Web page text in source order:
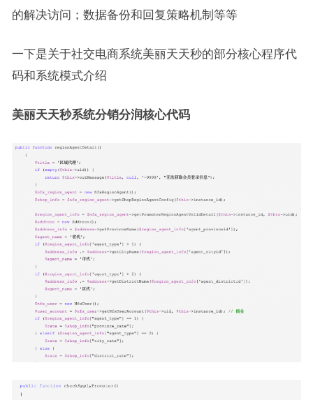
的解决访问；数据备份和回复策略机制等等
一下是关于社交电商系统美丽天天秒的部分核心程序代
码和系统模式介绍
美丽天天秒系统分销分润核心代码